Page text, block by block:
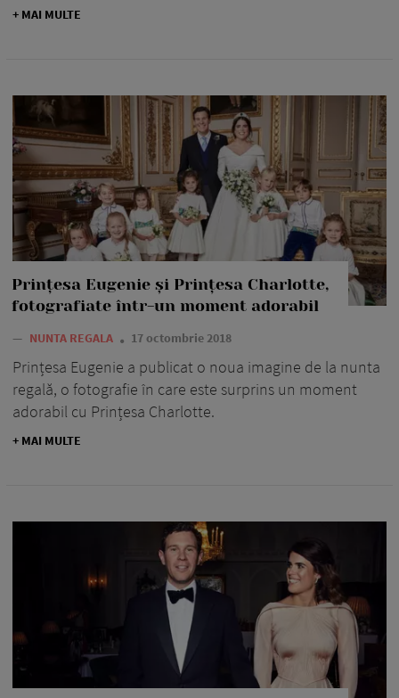
+ MAI MULTE
Prințesa Eugenie și Prințesa Charlotte,
fotografiate într-un moment adorabil
— NUNTA REGALA 17 octombrie 2018
Prințesa Eugenie a publicat o noua imagine de la nunta
regală, o fotografie în care este surprins un moment
adorabil cu Prințesa Charlotte.
+ MAI MULTE